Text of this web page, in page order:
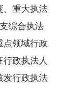
、重大执法
综合执法
点领域行政
政执法人
发行政执法